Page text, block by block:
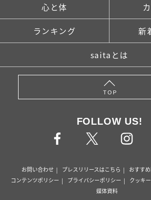
心と体
ランキング 新
saitaとは
TOP
FOLLOW US!
お問い合わせ プレスリリースはこちら おすす
コンテンツポリシー
プライバシーポリシー クッキ
媒体資料